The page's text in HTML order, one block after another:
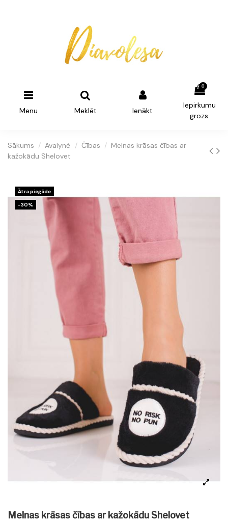
Menu Meklēt Ienākt
0
Iepirkumu
grozs:
Sākums Avalynė Čības
Melnas krāsas čības ar
kažokādu Shelovet
Ātra piegāde
-30%
Melnas krāsas čības ar kažokādu Shelovet